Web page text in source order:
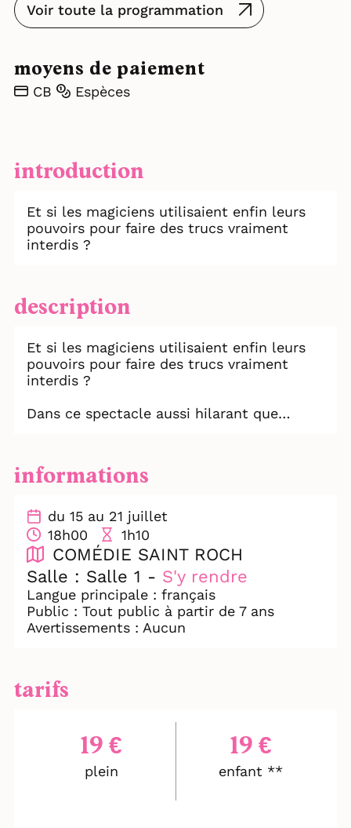
Voir toute la programmation
moyens de paiement
CB Espèces
introduction
Et si les magiciens utilisaient enfin leurs
pouvoirs pour faire des trucs vraiment
interdis ?
description
Et si les magiciens utilisaient enfin leurs
pouvoirs pour faire des trucs vraiment
interdis ?
Dans ce spectacle aussi hilarant que
voler des montres, plumer les casinos ou
manipuler les esprits... mais toujours avec
Oubliez les lapins dans les chapeaux, ici la
magie flirte joyeusement avec le Code
pénal.
Un show spectaculaire, subversif et
délicieusement immoral, où l'illusion
devient une arme pour enfreindre les
règles...
informations
du 15 au 21 juillet
18h00
1h10
COMÉDIE SAINT ROCH
Salle : Salle 1 - S'y rendre
Langue principale : français
Public : Tout public à partir de 7 ans
Avertissements : Aucun
tarifs
19 €
plein
19 €
enfant **